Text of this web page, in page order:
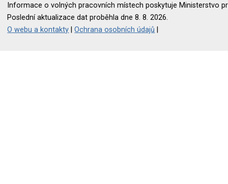
Informace o volných pracovních místech poskytuje Ministerstvo
Poslední aktualizace dat proběhla dne 8. 8. 2026.
O webu a kontakty |Ochrana osobních údajů